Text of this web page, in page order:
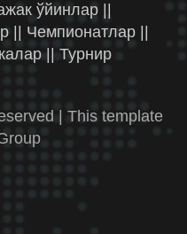
ўйинлар ||
|| Чемпионатлар ||
|| Турнир
| This template